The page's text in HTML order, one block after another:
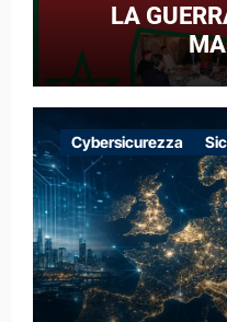
LA
Cybersicurezza